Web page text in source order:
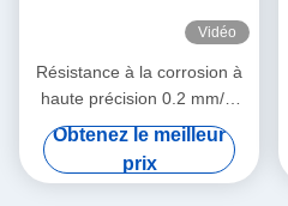
Vidéo
Résistance à la corrosion à
haute précision 0.2 mm/M
Droiteur
Obtenez le meilleur
prix